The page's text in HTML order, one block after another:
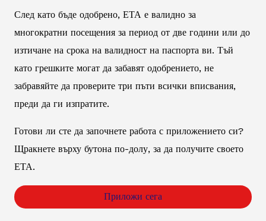
След като бъде одобрено, ЕТА е валидно за
многократни посещения за период от две години или до
изтичане на срока на валидност на паспорта ви. Тъй
като грешките могат да забавят одобрението, не
забравяйте да проверите три пъти всички вписвания,
преди да ги изпратите.
Готови ли сте да започнете работа с приложението си?
Щракнете върху бутона по-долу, за да получите своето
ЕТА.
Приложи сега